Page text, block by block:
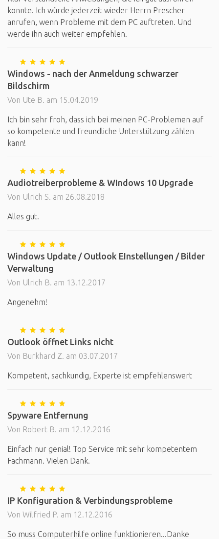
konnte. Ich würde jederzeit wieder Herrn Prescher
anrufen, wenn Probleme mit dem PC auftreten. Und
werde ihn auch weiter empfehlen.
Windows - nach der Anmeldung schwarzer
Bildschirm
Von Ute B. am 15.04.2019
Ich bin sehr froh, dass ich bei meinen PC-Problemen auf
so kompetente und freundliche Unterstützung zählen
kann!
Audiotreiberprobleme & WIndows 10 Upgrade
Von Ulrich S. am 26.08.2018
Alles gut.
Windows Update / Outlook EInstellungen / Bilder
Verwaltung
Von Ulrich B. am 13.12.2017
Angenehm!
Outlook öffnet Links nicht
Von Burkhard Z. am 03.07.2017
Kompetent, sachkundig, Experte ist empfehlenswert
Spyware Entfernung
Von Robert B. am 12.12.2016
Einfach nur genial! Top Service mit sehr kompetentem
Fachmann. Vielen Dank.
IP Konfiguration & Verbindungsprobleme
Von Wilfried P. am 12.12.2016
So muss Computerhilfe online funktionieren...Danke